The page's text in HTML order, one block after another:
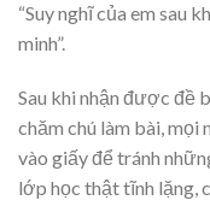
“Suy nghĩ của em sau
minh”.
Sau khi nhận được đề
chăm chú làm bài,
vào giấy để tránh
lớp học thật tĩnh lặng,